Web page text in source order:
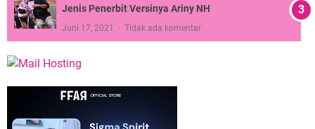
Jenis Penerbit Versinya Ariny NH
Juni 17, 2021 Tidak ada komentar